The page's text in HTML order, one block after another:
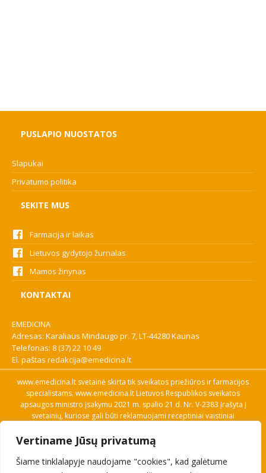
Vertiname Jūsų privatumą
Šiame tinklalapyje naudojame "cookies", kad galėtume
PUSLAPIO NUOSTATOS
Slapukai
Privatumo politika
SEKITE MUS
Farmacija ir laikas
Lietuvos gydytojo žurnalas
Mamos žinynas
KONTAKTAI
EMEDICINA
Adresas: Karaliaus Mindaugo pr. 7, LT-44280 Kaunas
Telefonas: 8 (37) 22 10 49
El. paštas redakcija@emedicina.lt
www.emedicina.lt svetainė skirta tik sveikatos priežiūros ir farmacijos
specialistams. www.emedicina.lt Lietuvos Respublikos sveikatos
apsaugos ministro įsakymu 2021 m. spalio 21 d. Nr. V-2383 įrašyta į
svetainių, kuriose gali būti reklamuojami receptiniai vaistiniai
savo profesinę kvalifikaciją. Naudingos nuorodos: Vaistų ir medicinos
pagalbos priemonių kainų paieška, VVKT tinklalapis, Sveikatos
priežiūros ar farmacijos specialisto pranešimo apie įtariamą